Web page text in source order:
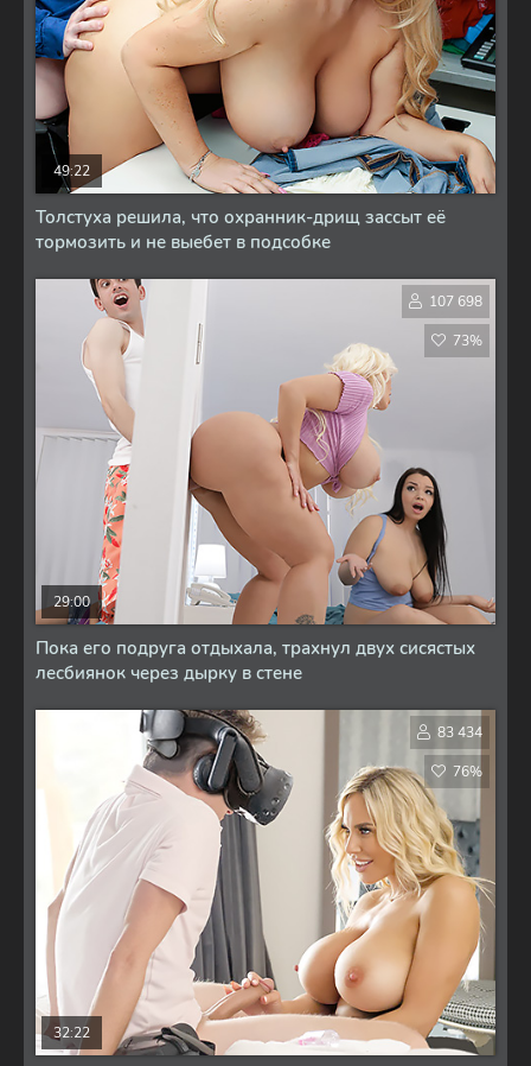
Толстуха решила, что охранник-дрищ зассыт её
тормозить и не выебет в подсобке
49:22
Пока его подруга отдыхала, трахнул двух сисястых
лесбиянок через дырку в стене
29:00
107 698
73%
32:22
83 434
76%